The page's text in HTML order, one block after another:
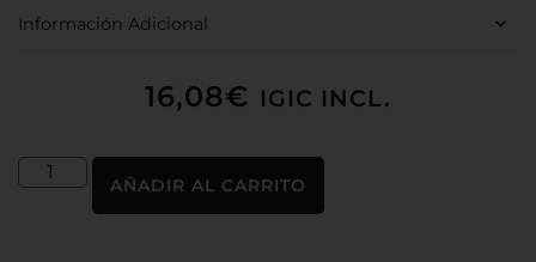
Información Adicional
16,08€ IGIC INCL.
AÑADIR AL CARRITO